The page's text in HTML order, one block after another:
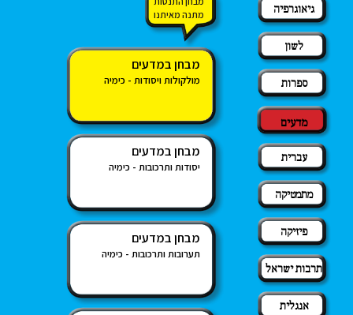
גיאוגרפיה
לשון
ספרות
מדעים
עברית
מתמטיקה
פיזיקה
תרבות ישראל
אנגלית
מתנה מאיתנו
מבחן במדעים
מולקולות ויסודות - כימיה
מבחן במדעים
יסודות ותרכובות - כימיה
מבחן במדעים
תערובות ותרכובות - כימיה